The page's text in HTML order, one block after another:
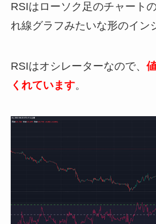
RSIはローソク足のチャート
れ線グラフみたいな形のイン
RSIはオシレーターなので、
くれています。